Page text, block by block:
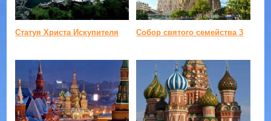
Статуя Христа Искупителя Собор святого семейства 3